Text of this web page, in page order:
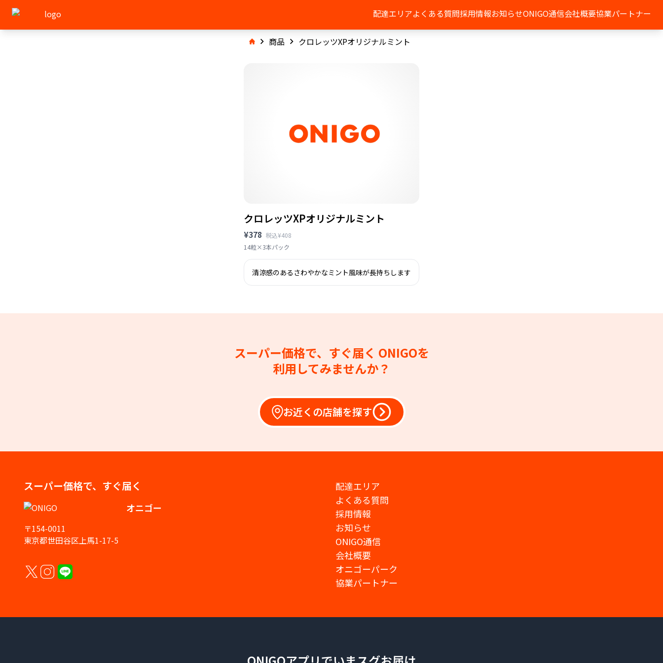
配達エリアよくある質問採用情報お知らせONIGO通信会社概要協業パートナー
商品 クロレッツXPオリジナルミント
クロレッツXPオリジナルミント
¥378 税込¥408
14粒×3本パック
清涼感のあるさわやかなミント風味が長持ちします
スーパー価格で、すぐ届く ONIGOを
利用してみませんか？
お近くの店舗を探す
スーパー価格で、すぐ届く
オニゴー
〒154-0011
東京都世田谷区上馬1-17-5
配達エリア
よくある質問
採用情報
お知らせ
ONIGO通信
会社概要
オニゴーパーク
協業パートナー